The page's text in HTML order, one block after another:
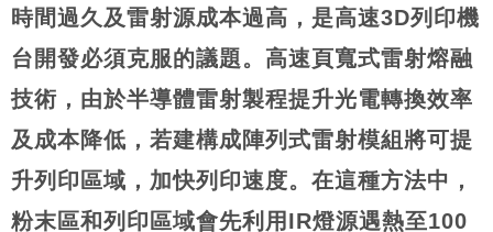
時間過久及雷射源成本過高，是高速3D列印機
台開發必須克服的議題。高速頁寬式雷射熔融
技術，由於半導體雷射製程提升光電轉換效率
及成本降低，若建構成陣列式雷射模組將可提
升列印區域，加快列印速度。在這種方法中，
粉末區和列印區域會先利用IR燈源遇熱至100